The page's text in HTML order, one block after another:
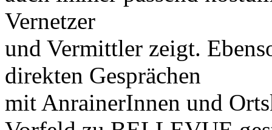
Vernetzer
und Vermittler zeigt.
direkten Gesprächen
mit AnrainerInnen und